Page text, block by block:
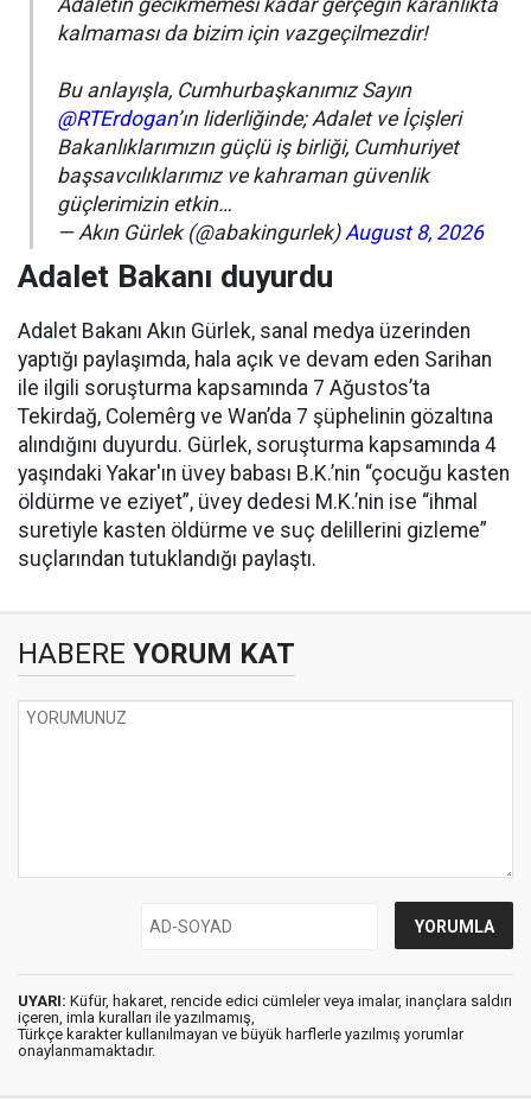
kalmaması da bizim için vazgeçilmezdir!
Bu anlayışla, Cumhurbaşkanımız Sayın
@RTErdogan’ın liderliğinde; Adalet ve İçişleri
Bakanlıklarımızın güçlü iş birliği, Cumhuriyet
başsavcılıklarımız ve kahraman güvenlik
güçlerimizin etkin…
— Akın Gürlek (@abakingurlek) August 8, 2026
Adalet Bakanı duyurdu
Adalet Bakanı Akın Gürlek, sanal medya üzerinden
yaptığı paylaşımda, hala açık ve devam eden Sarihan
ile ilgili soruşturma kapsamında 7 Ağustos’ta
Tekirdağ, Colemêrg ve Wan’da 7 şüphelinin gözaltına
alındığını duyurdu. Gürlek, soruşturma kapsamında 4
yaşındaki Yakar'ın üvey babası B.K.’nin “çocuğu kasten
öldürme ve eziyet”, üvey dedesi M.K.’nin ise “ihmal
suretiyle kasten öldürme ve suç delillerini gizleme”
suçlarından tutuklandığı paylaştı.
HABERE YORUM KAT
UYARI: Küfür, hakaret, rencide edici cümleler veya imalar, inançlara saldırı
içeren, imla kuralları ile yazılmamış,
Türkçe karakter kullanılmayan ve büyük harflerle yazılmış yorumlar
onaylanmamaktadır.